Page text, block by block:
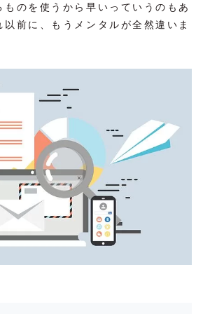
のを使うから早いっていうのもあ
以前に、もうメンタルが全然違いま